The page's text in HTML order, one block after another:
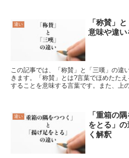
違い
「称賛」
意味や違
この記事では、「称賛」と「三嘆」の違
きます。「称賛」とは?言葉でほめたた
することを意味する言葉です。また、上
違い
「重箱の
をとる」
く解釈